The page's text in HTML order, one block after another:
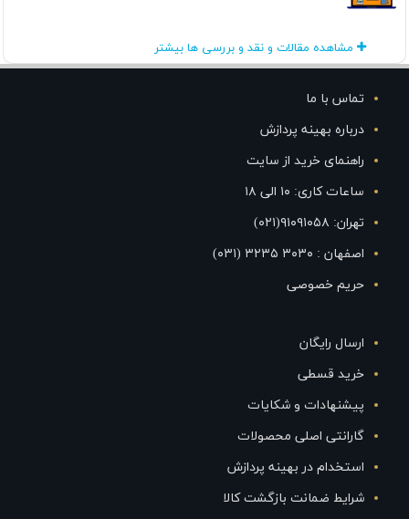
مشاهده مقالات و نقد و بررسی ها بیشتر
تماس با ما
درباره بهینه پردازش
راهنمای خرید از سایت
ساعات کاری: ۱۰ الی ۱۸
تهران: ۹۱۰۹۱۰۵۸(۰۲۱)
اصفهان : ۳۰۳۰ ۳۲۳۵ (۰۳۱)
حریم خصوصی
ارسال رایگان
خرید قسطی
پیشنهادات و شکایات
گارانتی اصلی محصولات
استخدام در بهینه پردازش
شرایط ضمانت بازگشت کالا